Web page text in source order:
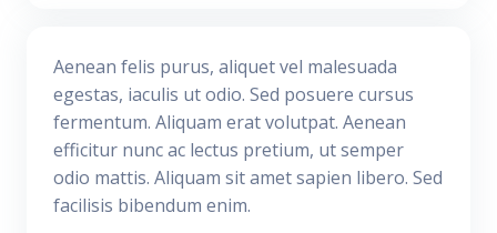
Aenean felis purus, aliquet vel malesuada
egestas, iaculis ut odio. Sed posuere cursus
fermentum. Aliquam erat volutpat. Aenean
efficitur nunc ac lectus pretium, ut semper
odio mattis. Aliquam sit amet sapien libero. Sed
facilisis bibendum enim.